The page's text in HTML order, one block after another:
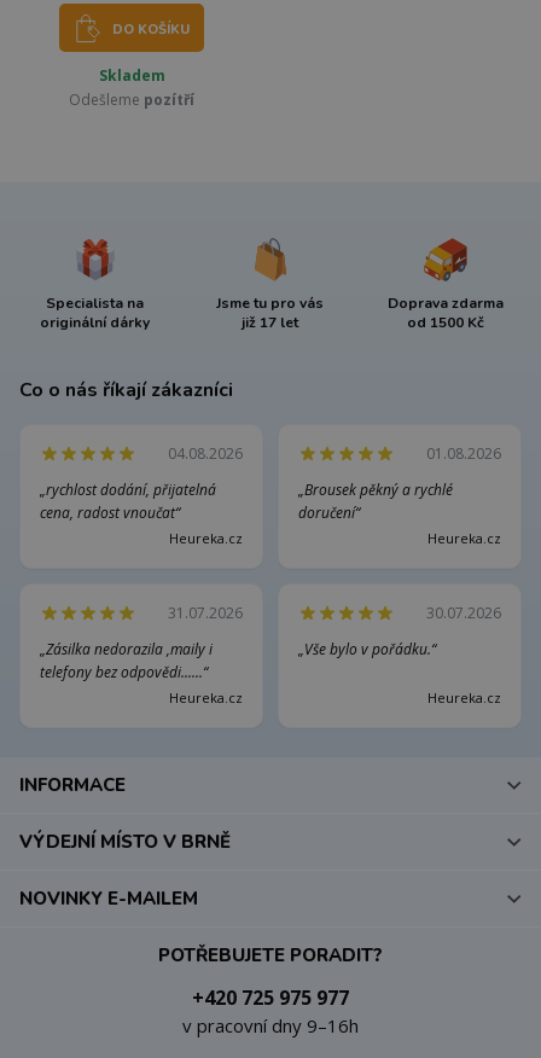
DO KOŠÍKU
Skladem
Odešleme pozítří
Specialista na
originální dárky
Jsme tu pro vás
již 17 let
Doprava zdarma
od 1500 Kč
Co o nás říkají zákazníci
04.08.2026
„rychlost dodání, přijatelná
cena, radost vnoučat“
Heureka.cz
01.08.2026
„Brousek pěkný a rychlé
doručení“
Heureka.cz
31.07.2026
„Zásilka nedorazila ,maily i
telefony bez odpovědi......“
Heureka.cz
30.07.2026
„Vše bylo v pořádku.“
Heureka.cz
INFORMACE
VÝDEJNÍ MÍSTO V BRNĚ
POTŘEBUJETE PORADIT?
+420 725 975 977
v pracovní dny 9–16h
NOVINKY E-MAILEM